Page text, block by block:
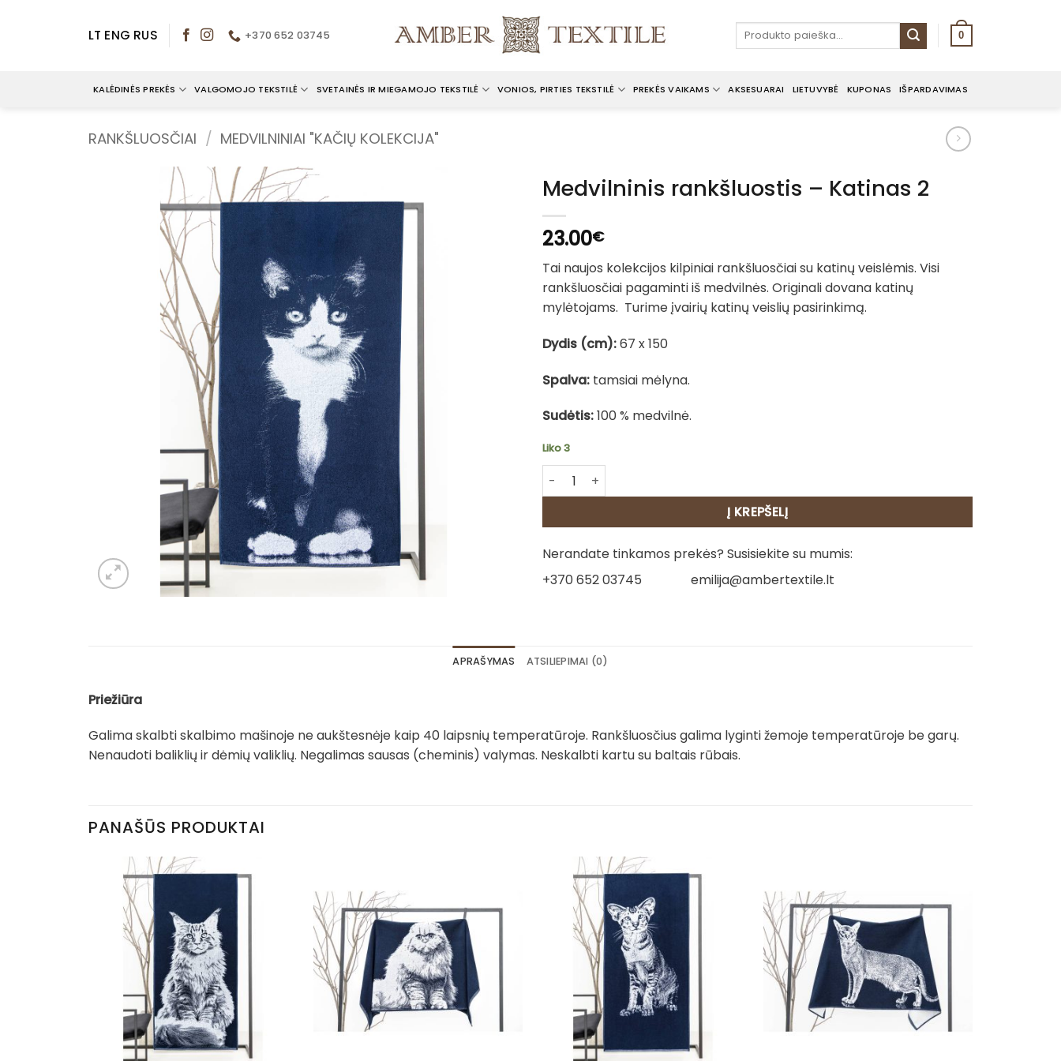
LT ENG RUS +370 652 03745 Ieškoti: 0
KALĖDINĖS PREKĖS VALGOMOJO TEKSTILĖ SVETAINĖS IR MIEGAMOJO TEKSTILĖ VONIOS, PIRTIES TEKSTILĖ PREKĖS VAIKAMS AKSESUARAI LIETUVYBĖ KUPONAS IŠPARDAVIMAS
RANKŠLUOSČIAI / MEDVILNINIAI "KAČIŲ KOLEKCIJA"
Medvilninis rankšluostis – Katinas 2
23.00€
Tai naujos kolekcijos kilpiniai rankšluosčiai su katinų veislėmis. Visi
rankšluosčiai pagaminti iš medvilnės. Originali dovana katinų
mylėtojams. Turime įvairių katinų veislių pasirinkimą.
Dydis (cm):67 x 150
Spalva: tamsiai mėlyna.
Sudėtis:100 % medvilnė.
Liko 3
produkto kiekis: Medvilninis rankšluostis - Katinas 2
Į KREPŠELĮ
Nerandate tinkamos prekės? Susisiekite su mumis:
+370 652 03745
emilija@ambertextile.lt
APRAŠYMAS ATSILIEPIMAI (0)
Priežiūra
Galima skalbti skalbimo mašinoje ne aukštesnėje kaip 40 laipsnių temperatūroje. Rankšluosčius galima lyginti žemoje temperatūroje be garų.
Nenaudoti baliklių ir dėmių valiklių. Negalimas sausas (cheminis) valymas. Neskalbti kartu su baltais rūbais.
PANAŠŪS PRODUKTAI